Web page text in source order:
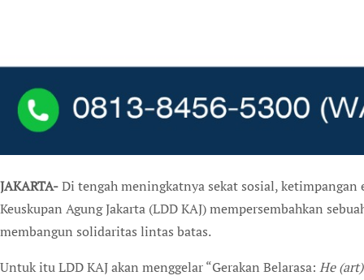
JAKARTA-Di tengah meningkatnya sekat sosial,
Keuskupan Agung Jakarta (LDD KAJ) mempersembahkan
membangun solidaritas lintas batas.
Untuk itu LDD KAJ akan menggelar “Gerakan Belarasa: He